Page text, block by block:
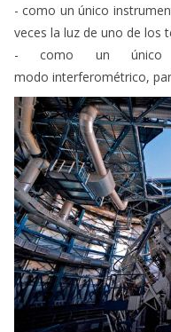
- como un único
veces la luz de uno de los
- como un único
modo interferométrico,